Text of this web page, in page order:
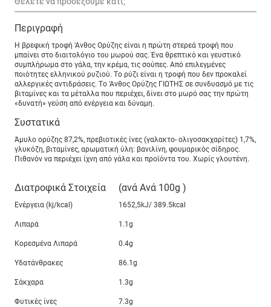
Περιγραφή
Η βρεφική τροφή 'Ανθος Ορύζης είναι η πρώτη στερεά τροφή που
μπαίνει στο διαιτολόγιο του μωρού σας. Ένα θρεπτικό και γευστικό
συμπλήρωμα στο γάλα, την κρέμα, τις σούπες. Από επιλεγμένες
ποιότητες ελληνικού ρυζιού. Tο ρύζι είναι η τροφή που δεν προκαλεί
αλλεργικές αντιδράσεις. Tο 'Ανθος Oρύζης ΓIΩTHΣ σε συνδυασμό με τις
βιταμίνες και τα μέταλλα που περιέχει, δίνει στο μωρό σας την πρώτη
«δυνατή» γεύση από ενέργεια και δύναμη.
Συστατικά
Άμυλο ορύζης 87,2%, πρεβιοτικές ίνες (γαλακτο- ολιγοσακχαρίτες) 1,7%,
γλυκόζη, βιταμίνες, αρωματική ύλη: βανιλίνη, φουμαρικός σίδηρος.
Πιθανόν να περιέχει ίχνη από γάλα και προϊόντα του. Χωρίς γλουτένη.
Διατροφικά Στοιχεία (ανά Ανά 100g )
Ενέργεια (kj/kcal) 1652,5kJ/ 389.5kcal
Λιπαρά 1.1g
Κορεσμένα Λιπαρά 0.4g
Υδατάνθρακες 86.1g
Σάκχαρα 1.3g
Φυτικές ίνες 7.3g